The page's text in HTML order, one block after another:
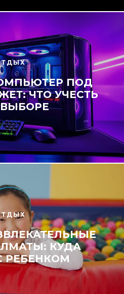
ПОД
ЧТО УЧЕСТЬ
КУДА
РЕБЕНКОМ